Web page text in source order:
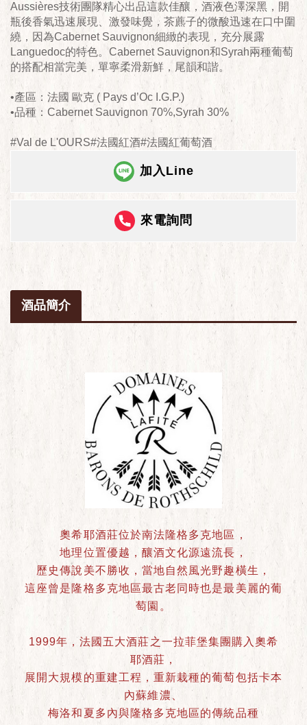
Aussières技術團隊精心出品這款佳釀，酒液色澤深黑，開
瓶後香氣迅速展現、激發味覺，茶藨子的微酸迅速在口中圍
繞，因為Cabernet Sauvignon細緻的表現，充分展露
Languedoc的特色。Cabernet Sauvignon和Syrah兩種葡萄
的搭配相當完美，單寧柔滑新鮮，尾韻和諧。
•產區：法國 歐克 ( Pays d’Oc I.G.P.)
•品種：Cabernet Sauvignon 70%,Syrah 30%
#Val de L'OURS#法國紅酒#法國紅葡萄酒
加入Line
來電詢問
酒品簡介
奧希耶酒莊位於南法隆格多克地區，
地理位置優越，釀酒文化源遠流長，
歷史傳說美不勝收，當地自然風光野趣橫生，
這座曾是隆格多克地區最古老同時也是最美麗的葡
萄園。
1999年，法國五大酒莊之一拉菲堡集團購入奧希
耶酒莊，
展開大規模的重建工程，重新栽種的葡萄包括卡本
內蘇維濃、
梅洛和夏多內與隆格多克地區的傳統品種